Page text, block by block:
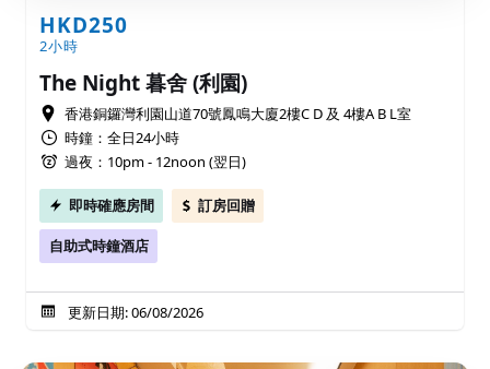
HKD250
2小時
The Night 暮舍 (利園)
香港銅鑼灣利園山道70號鳳鳴大廈2樓C D 及 4樓A B L室
時鐘：全日24小時
過夜：10pm - 12noon (翌日)
即時確應房間 訂房回贈
自助式時鐘酒店
更新日期: 06/08/2026